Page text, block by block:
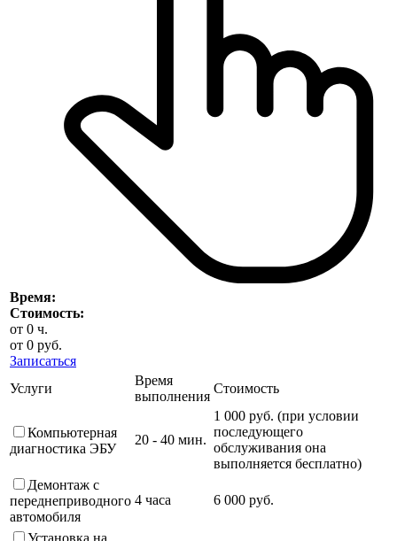
Время:
Стоимость:
от 0 ч.
от 0 руб.
Записаться
Услуги
Время
выполнения
Стоимость
Компьютерная
диагностика ЭБУ
20 - 40 мин.
1 000 руб. (при условии
последующего
обслуживания она
выполняется бесплатно)
Демонтаж с
переднеприводного
автомобиля
4 часа 6 000 руб.